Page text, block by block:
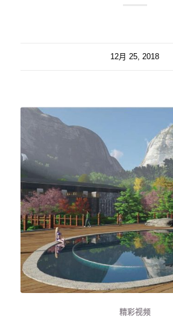
12月 25, 2018
精彩视频